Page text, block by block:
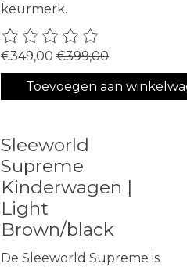
keurmerk.
De beoordeling van dit
€349,00 €399,00
Toevoegen aan
Sleeworld
Supreme
Kinderwagen |
Light
Brown/black
De Sleeworld Supreme is